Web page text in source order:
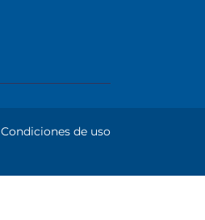
Condiciones de uso